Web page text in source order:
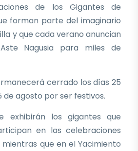
de los Gigantes de
forman parte del imaginario
y que cada verano anuncian
Nagusia para miles de
cerrado los días 25
de agosto por ser festivos.
exhibirán los gigantes que
en las celebraciones
mientras que en el Yacimiento